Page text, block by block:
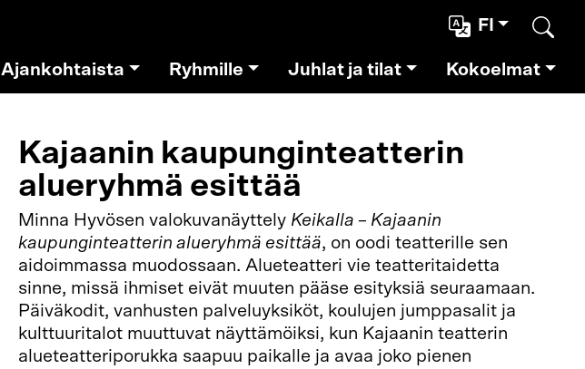
FI
Ajankohtaista Ryhmille Juhlat ja tilat Kokoelmat
Kajaanin kaupunginteatterin
alueryhmä esittää
Minna Hyvösen valokuvanäyttely Keikalla – Kajaanin
kaupunginteatterin alueryhmä esittää, on oodi teatterille sen
aidoimmassa muodossaan. Alueteatteri vie teatteritaidetta
sinne, missä ihmiset eivät muuten pääse esityksiä seuraamaan.
Päiväkodit, vanhusten palveluyksiköt, koulujen jumppasalit ja
kulttuuritalot muuttuvat näyttämöiksi, kun Kajaanin teatterin
alueteatteriporukka saapuu paikalle ja avaa joko pienen